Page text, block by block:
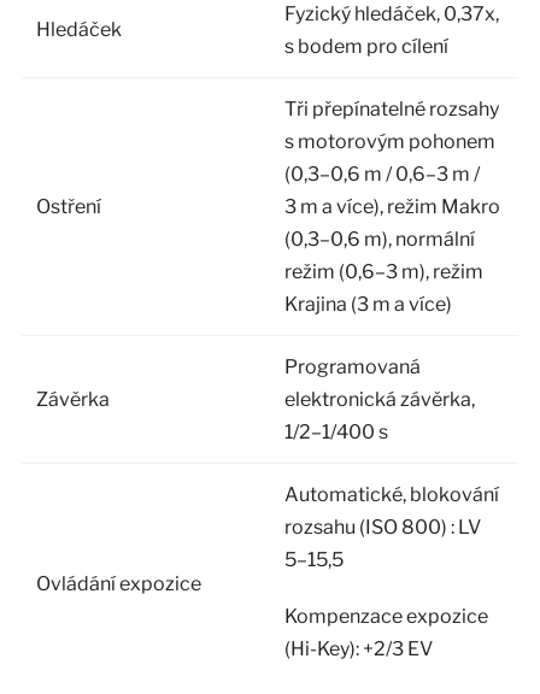
Hledáček
Fyzický hledáček, 0,37x,
s bodem pro cílení
Ostření
Tři přepínatelné rozsahy
s motorovým pohonem
(0,3–0,6 m / 0,6–3 m /
3 m a více), režim Makro
(0,3–0,6 m), normální
režim (0,6–3 m), režim
Krajina (3 m a více)
Závěrka
Programovaná
elektronická závěrka,
1/2–1/400 s
Ovládání expozice
Automatické, blokování
rozsahu (ISO 800) : LV
5–15,5
Kompenzace expozice
(Hi-Key): +2/3 EV